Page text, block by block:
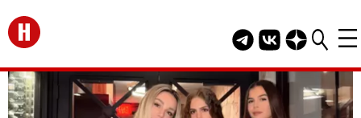
Перейти на главную
Telegram канал
Группа HELLO
Канал